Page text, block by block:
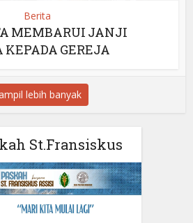
Berita
MEMBARUI JANJI
KEPADA GEREJA
lebih banyak
St.Fransiskus